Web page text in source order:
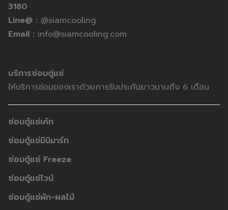
3180
Line@ : @siamcooling
Email : info@siamcooling.com
บริการซ่อมตู่แช่
ให้บริการซ่อมของเราด้วยการรับประกันยาวนานถึง 6 เดือน
ซ่อมตู้แช่เค้ก
ซ่อมตู้แช่มินิมาร์ท
ซ่อมตู้แช่ Freeze
ซ่อมตู้แช่ไวน์
ซ่อมตู้แช่ผัก-ผลไม้